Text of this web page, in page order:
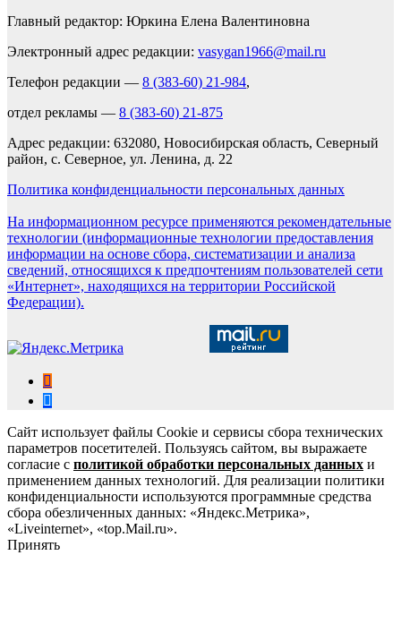
Главный редактор: Юркина Елена Валентиновна
Электронный адрес редакции: vasygan1966@mail.ru
Телефон редакции — 8 (383-60) 21-984,
отдел рекламы — 8 (383-60) 21-875
Адрес редакции: 632080, Новосибирская область, Северный
район, с. Северное, ул. Ленина, д. 22
Политика конфиденциальности персональных данных
На информационном ресурсе применяются рекомендательные
технологии (информационные технологии предоставления
информации на основе сбора, систематизации и анализа
сведений, относящихся к предпочтениям пользователей сети
«Интернет», находящихся на территории Российской
Федерации).
Сайт использует файлы Cookie и сервисы сбора технических
параметров посетителей. Пользуясь сайтом, вы выражаете
согласие с политикой обработки персональных данных и
применением данных технологий. Для реализации политики
конфиденциальности используются программные средства
сбора обезличенных данных: «Яндекс.Метрика»,
«Liveinternet», «top.Mail.ru».
Принять